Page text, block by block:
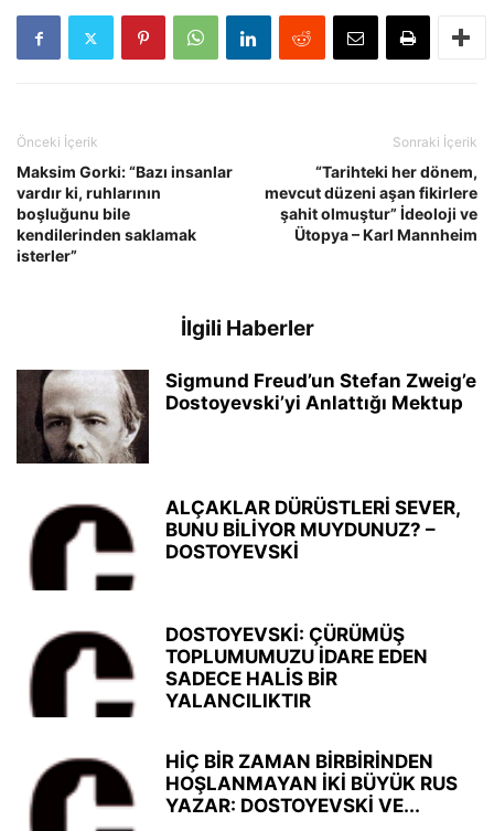
Önceki İçerik
Maksim Gorki: “Bazı insanlar
vardır ki, ruhlarının
boşluğunu bile
kendilerinden saklamak
isterler”
Sonraki İçerik
“Tarihteki her dönem,
mevcut düzeni aşan fikirlere
şahit olmuştur” İdeoloji ve
Ütopya – Karl Mannheim
İlgili Haberler
Sigmund Freud’un Stefan Zweig’e
Dostoyevski’yi Anlattığı Mektup
ALÇAKLAR DÜRÜSTLERİ SEVER,
BUNU BİLİYOR MUYDUNUZ? –
DOSTOYEVSKİ
DOSTOYEVSKİ: ÇÜRÜMÜŞ
TOPLUMUMUZU İDARE EDEN
SADECE HALİS BİR
YALANCILIKTIR
HİÇ BİR ZAMAN BİRBİRİNDEN
HOŞLANMAYAN İKİ BÜYÜK RUS
YAZAR: DOSTOYEVSKİ VE...